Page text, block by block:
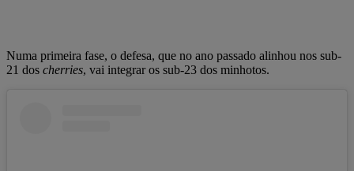
Numa primeira fase, o defesa, que no ano passado alinhou nos sub-
21 dos cherries, vai integrar os sub-23 dos minhotos.